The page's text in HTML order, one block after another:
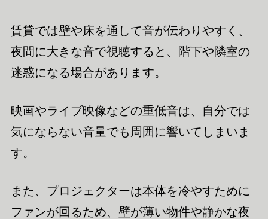
賃貸では壁や床を通して音が伝わりやすく、
夜間に大きな音で視聴すると、階下や隣室の
迷惑になる場合があります。
映画やライブ映像などの重低音は、自分では
気にならない音量でも周囲に響いてしまいま
す。
また、プロジェクターは本体を冷やすために
ファンが回るため、壁が薄い物件や静かな夜